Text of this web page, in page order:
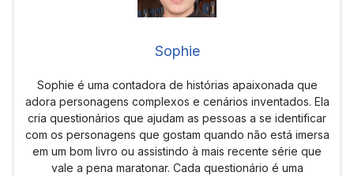
Sophie
Sophie é uma contadora de histórias apaixonada que
adora personagens complexos e cenários inventados. Ela
cria questionários que ajudam as pessoas a se identificar
com os personagens que gostam quando não está imersa
em um bom livro ou assistindo à mais recente série que
vale a pena maratonar. Cada questionário é uma